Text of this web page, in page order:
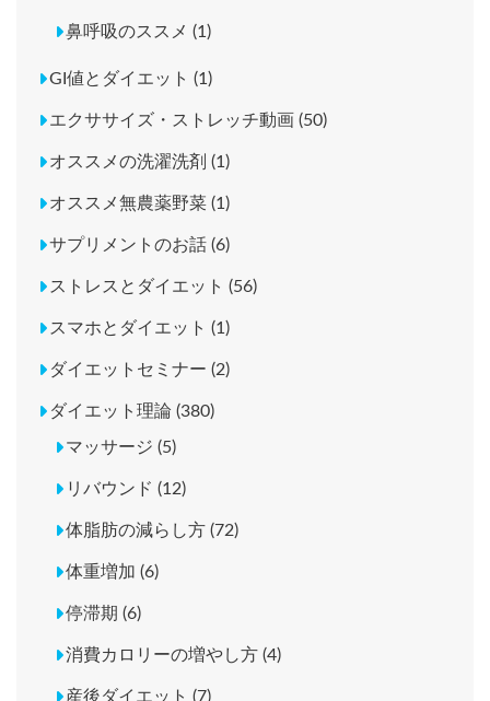
鼻呼吸のススメ (1)
GI値とダイエット (1)
エクササイズ・ストレッチ動画 (50)
オススメの洗濯洗剤 (1)
オススメ無農薬野菜 (1)
サプリメントのお話 (6)
ストレスとダイエット (56)
スマホとダイエット (1)
ダイエットセミナー (2)
ダイエット理論 (380)
マッサージ (5)
リバウンド (12)
体脂肪の減らし方 (72)
体重増加 (6)
停滞期 (6)
消費カロリーの増やし方 (4)
産後ダイエット (7)